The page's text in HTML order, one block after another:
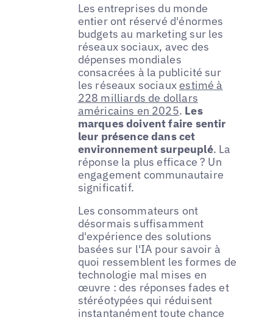
Les entreprises du monde
entier ont réservé d'énormes
budgets au marketing sur les
réseaux sociaux, avec des
dépenses mondiales
consacrées à la publicité sur
les réseaux sociaux estimé à
228 milliards de dollars
américains en 2025. Les
marques doivent faire sentir
leur présence dans cet
environnement surpeuplé. La
réponse la plus efficace ? Un
engagement communautaire
significatif.
Les consommateurs ont
désormais suffisamment
d'expérience des solutions
basées sur l'IA pour savoir à
quoi ressemblent les formes de
technologie mal mises en
œuvre : des réponses fades et
stéréotypées qui réduisent
instantanément toute chance